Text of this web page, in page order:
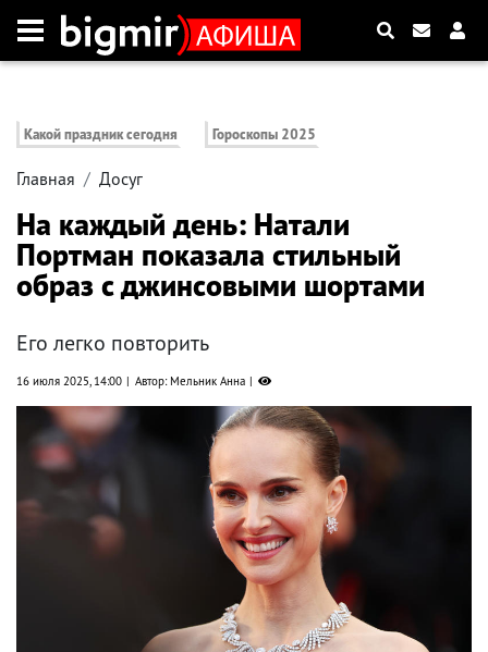
Какой праздник сегодня Гороскопы 2025
Главная Досуг
На каждый день: Натали
Портман показала стильный
образ с джинсовыми шортами
Его легко повторить
16 июля 2025, 14:00 Автор: Мельник Анна